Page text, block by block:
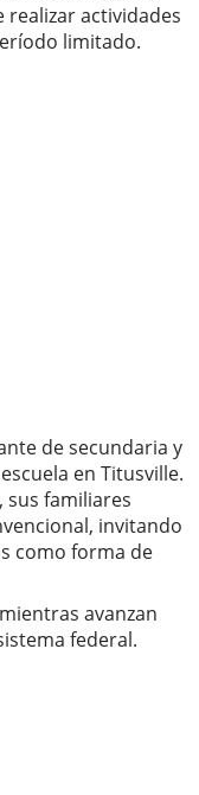
actividades
limitado.
de secundaria y
en Titusville.
familiares
invitando
como forma de
avanzan
federal.